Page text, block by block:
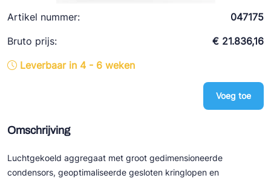
Artikel nummer:
047175
Bruto prijs:
€ 21.836,16
Leverbaar in 4 - 6 weken
Voeg toe
Omschrijving
Luchtgekoeld aggregaat met groot gedimensioneerde
condensors, geoptimaliseerde gesloten kringlopen en